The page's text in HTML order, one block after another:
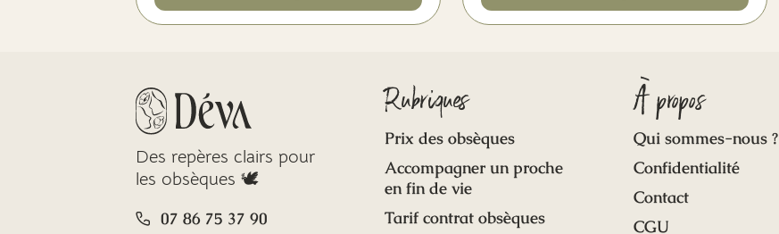
Des repères clairs pour
les obsèques 🕊️
07 86 75 37 90
Rubriques
Prix des obsèques
Accompagner un proche
en fin de vie
Tarif contrat obsèques
À propos
Qui sommes-nous ?
Confidentialité
Contact
CGU